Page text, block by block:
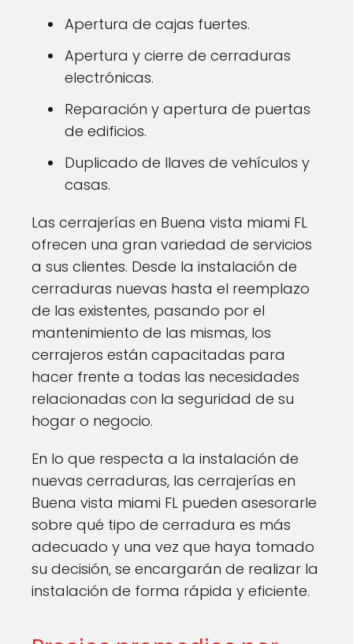
Apertura de cajas fuertes.
Apertura y cierre de cerraduras
electrónicas.
Reparación y apertura de puertas
de edificios.
Duplicado de llaves de vehículos y
casas.
Las cerrajerías en Buena vista miami FL
ofrecen una gran variedad de servicios
a sus clientes. Desde la instalación de
cerraduras nuevas hasta el reemplazo
de las existentes, pasando por el
mantenimiento de las mismas, los
cerrajeros están capacitadas para
hacer frente a todas las necesidades
relacionadas con la seguridad de su
hogar o negocio.
En lo que respecta a la instalación de
nuevas cerraduras, las cerrajerías en
Buena vista miami FL pueden asesorarle
sobre qué tipo de cerradura es más
adecuado y una vez que haya tomado
su decisión, se encargarán de realizar la
instalación de forma rápida y eficiente.